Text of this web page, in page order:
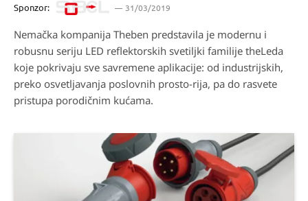
Sponzor: 31/03/2019
Nemačka kompanija Theben predstavila je modernu i
robusnu seriju LED reflektorskih svetiljki familije theLeda
koje pokrivaju sve savremene aplikacije: od industrijskih,
preko osvetljavanja poslovnih prosto-rija, pa do rasvete
pristupa porodičnim kućama.